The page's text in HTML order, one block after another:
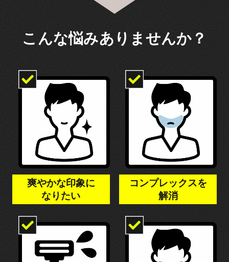
こんな悩みありませんか？
爽やかな印象に
なりたい
コンプレックスを
解消